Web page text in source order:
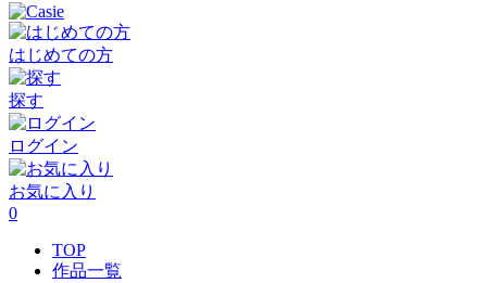
はじめての方
探す
ログイン
お気に入り
0
TOP
作品一覧